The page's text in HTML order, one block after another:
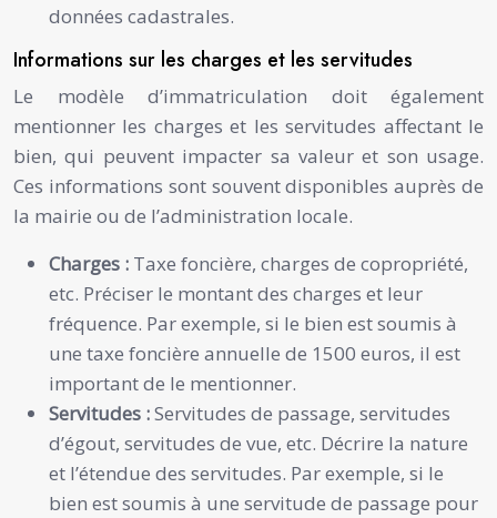
données cadastrales.
Informations sur les charges et les servitudes
Le modèle d’immatriculation doit également
mentionner les charges et les servitudes affectant le
bien, qui peuvent impacter sa valeur et son usage.
Ces informations sont souvent disponibles auprès de
la mairie ou de l’administration locale.
Charges : Taxe foncière, charges de copropriété,
etc. Préciser le montant des charges et leur
fréquence. Par exemple, si le bien est soumis à
une taxe foncière annuelle de 1500 euros, il est
important de le mentionner.
Servitudes :Servitudes de passage, servitudes
d’égout, servitudes de vue, etc. Décrire la nature
et l’étendue des servitudes. Par exemple, si le
bien est soumis à une servitude de passage pour